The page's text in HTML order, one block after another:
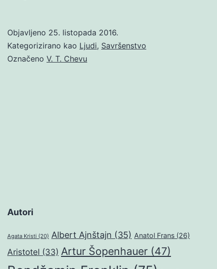
Objavljeno 25. listopada 2016.
Kategorizirano kao Ljudi, Savršenstvo
Označeno V. T. Chevu
Autori
Agata Kristi (20) Albert Ajnštajn (35) Anatol Frans (26)
Aristotel (33) Artur Šopenhauer (47)